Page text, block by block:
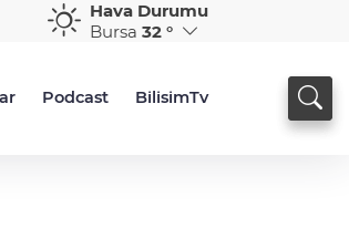
Hava Durumu
Bursa 32 °
Podcast BilisimTv